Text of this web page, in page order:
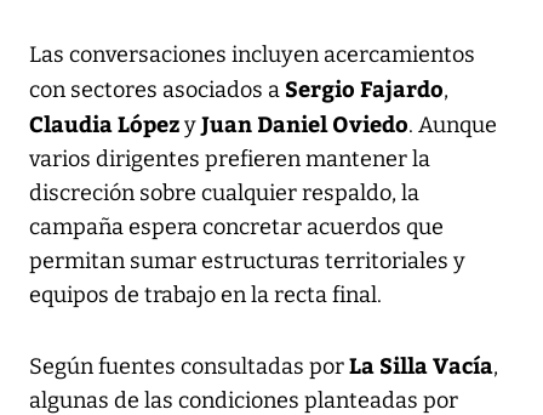
Las conversaciones incluyen acercamientos
con sectores asociados a Sergio Fajardo,
Claudia LópezyJuan Daniel Oviedo. Aunque
varios dirigentes prefieren mantener la
discreción sobre cualquier respaldo, la
campaña espera concretar acuerdos que
permitan sumar estructuras territoriales y
equipos de trabajo en la recta final.
Según fuentes consultadas porLa Silla Vacía,
algunas de las condiciones planteadas por